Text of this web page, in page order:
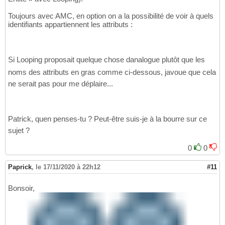
Toujours avec AMC, en option on a la possibilité de voir à quels
identifiants appartiennent les attributs :
Si Looping proposait quelque chose danalogue plutôt que les
noms des attributs en gras comme ci-dessous, javoue que cela
ne serait pas pour me déplaire...
Patrick, quen penses-tu ? Peut-être suis-je à la bourre sur ce
sujet ?
0 0
Paprick, le 17/11/2020 à 22h12 #11
Bonsoir,